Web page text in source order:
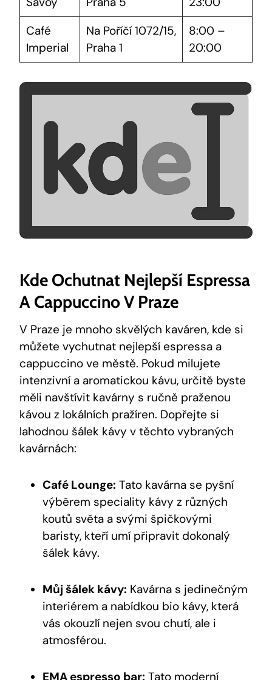
Café
Imperial
Na Poříčí 1072/15,
Praha 1
8:00 –
20:00
Kde Ochutnat Nejlepší Espressa
A Cappuccino V Praze
V Praze je mnoho skvělých kaváren, kde si
můžete vychutnat nejlepší espressa a
cappuccino ve městě. Pokud milujete
intenzivní a aromatickou kávu, určitě byste
měli navštívit kavárny s ručně praženou
kávou z lokálních pražíren. Dopřejte si
lahodnou šálek kávy v těchto vybraných
kavárnách:
Café Lounge: Tato kavárna se pyšní
výběrem speciality kávy z různých
koutů světa a svými špičkovými
baristy, kteří umí připravit dokonalý
šálek kávy.
Můj šálek kávy: Kavárna s jedinečným
interiérem a nabídkou bio kávy, která
vás okouzlí nejen svou chutí, ale i
atmosférou.
EMA espresso bar: Tato moderní